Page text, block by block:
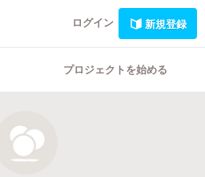
ログイン 新規登録
プロジェクトを始める